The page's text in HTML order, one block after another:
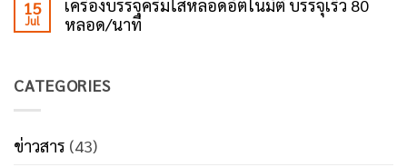
ช่วย
เพิ่ม
แปล
ว่า
on
5
จุด
เสีย
ต้นทุน
ลด
ค่า
15
Jul
เครื่องบรรจุครีมใส่หลอดอัตโนมัติ บรรจุเร็ว 80
หลอด/นาที
เครื่อง
หลอด
อัตโนมัติ
CATEGORIES
ข่าวสาร (43)